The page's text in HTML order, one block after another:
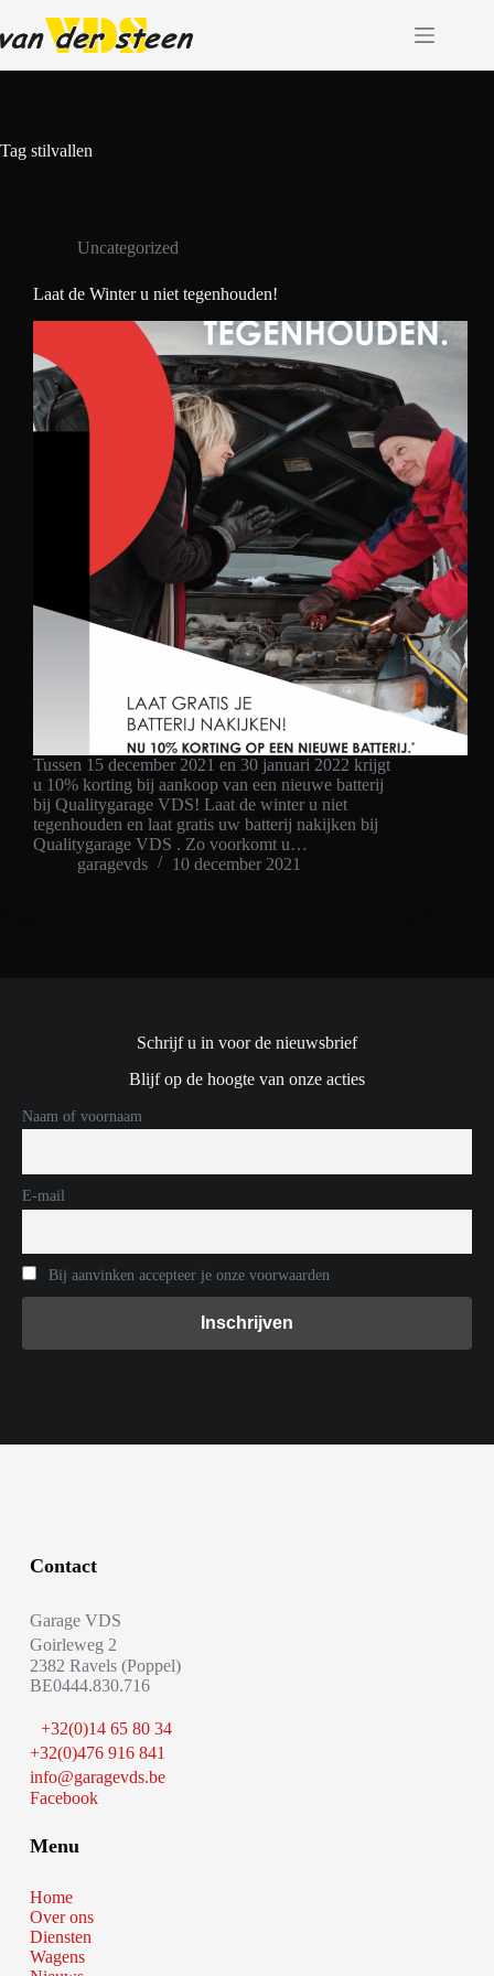
de
inhoud
Tag stilvallen
Uncategorized
Laat de Winter u niet tegenhouden!
Tussen 15 december 2021 en 30 januari 2022 krijgt
u 10% korting bij aankoop van een nieuwe batterij
bij Qualitygarage VDS! Laat de winter u niet
tegenhouden en laat gratis uw batterij nakijken bij
Qualitygarage VDS . Zo voorkomt u…
garagevds
10 december 2021
Schrijf u in voor de nieuwsbrief
Blijf op de hoogte van onze acties
Naam of voornaam
E-mail
Bij aanvinken accepteer je onze voorwaarden
Contact
Garage VDS
Goirleweg 2
2382 Ravels (Poppel)
BE0444.830.716
+32(0)14 65 80 34
+32(0)476 916 841
info@garagevds.be
Facebook
Menu
Home
Over ons
Diensten
Wagens